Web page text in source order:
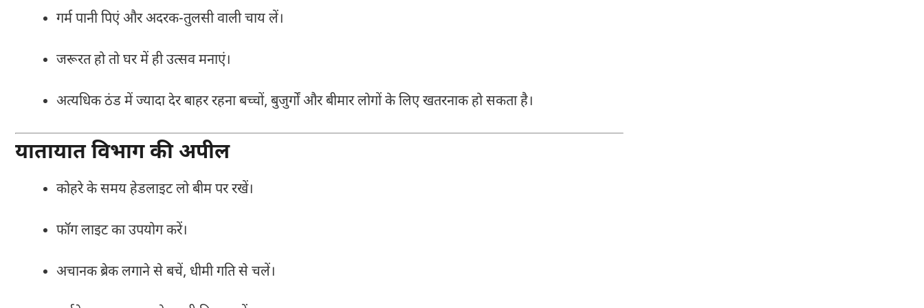
गर्म पानी पिएं और अदरक-तुलसी वाली चाय लें।
जरूरत हो तो घर में ही उत्सव मनाएं।
अत्यधिक ठंड में ज्यादा देर बाहर रहना बच्चों, बुजुर्गों और बीमार लोगों के लिए खतरनाक हो सकता है।
यातायात विभाग की अपील
कोहरे के समय हेडलाइट लो बीम पर रखें।
फॉग लाइट का उपयोग करें।
अचानक ब्रेक लगाने से बचें, धीमी गति से चलें।